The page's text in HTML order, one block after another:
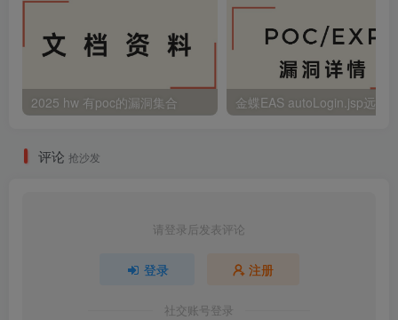
2025 hw 有poc的漏洞集合
评论 抢沙发
请登录后发表评论
登录 注册
社交账号登录